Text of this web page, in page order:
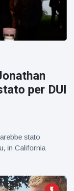
per DUI
stato
in California